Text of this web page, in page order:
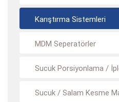
Karıştırma Sistemleri
MDM Seperatörler
Sucuk Porsiyonlama /
Sucuk / Salam Kesme